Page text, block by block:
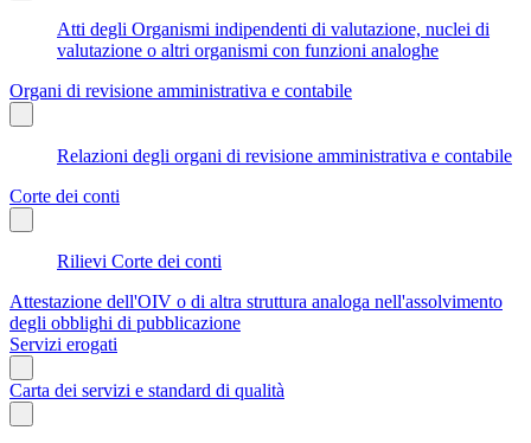
Atti degli Organismi indipendenti di valutazione, nuclei di
valutazione o altri organismi con funzioni analoghe
Organi di revisione amministrativa e contabile
Relazioni degli organi di revisione amministrativa e contabile
Corte dei conti
Rilievi Corte dei conti
Attestazione dell'OIV o di altra struttura analoga nell'assolvimento
degli obblighi di pubblicazione
Servizi erogati
Carta dei servizi e standard di qualità